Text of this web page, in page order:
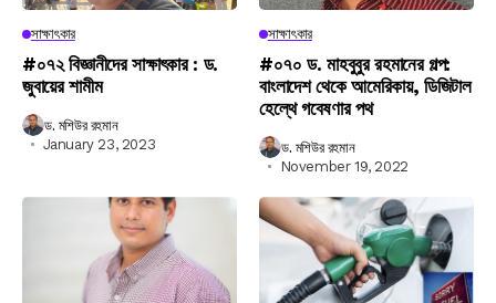
সাক্ষাৎকার
#০৭২ বিজ্ঞানীদের সাক্ষাৎকার : ড.
জুবায়ের শামীম
ড. মশিউর রহমান
January 23, 2023
সাক্ষাৎকার
#০৭০ ড. মাহবুবুর রহমানের গল্প:
বাংলাদেশ থেকে আমেরিকায়, ডিজিটাল
হেল্থে গবেষণার পথ
ড. মশিউর রহমান
November 19, 2022